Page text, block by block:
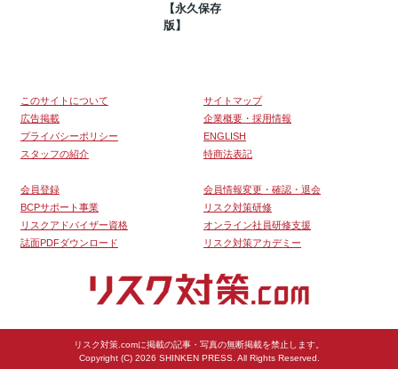
【永久保存
版】
このサイトについて
サイトマップ
広告掲載
企業概要・採用情報
プライバシーポリシー
ENGLISH
スタッフの紹介
特商法表記
会員登録
会員情報変更・確認・退会
BCPサポート事業
リスク対策研修
リスクアドバイザー資格
オンライン社員研修支援
誌面PDFダウンロード
リスク対策アカデミー
リスク対策.comに掲載の記事・写真の無断掲載を禁止します。
Copyright (C) 2026 SHINKEN PRESS. All Rights Reserved.